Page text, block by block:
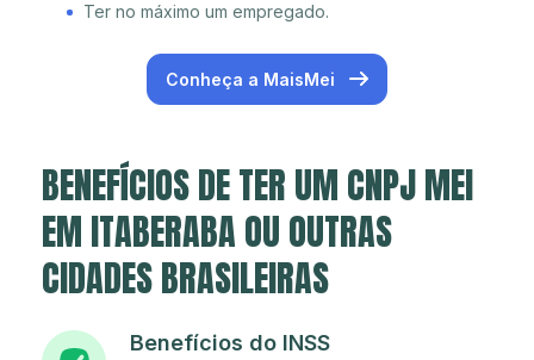
Ter no máximo um empregado.
Conheça a MaisMei
BENEFÍCIOS DE TER UM CNPJ MEI
EM ITABERABA OU OUTRAS
CIDADES BRASILEIRAS
Benefícios do INSS